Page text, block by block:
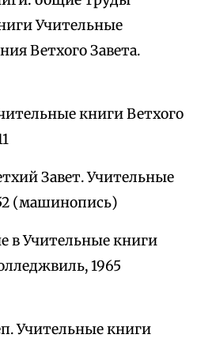
Учительные
Ветхого Завета.
книги Ветхого
Завет. Учительные
(машинопись)
в Учительные книги
1965
Учительные книги